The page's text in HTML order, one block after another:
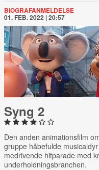
BIOGRAFANMELDELSE
01. FEB. 2022 | 20:57
Syng 2
Den anden animationsfilm
gruppe håbefulde
medrivende hitparade med
underholdningsbranchen.